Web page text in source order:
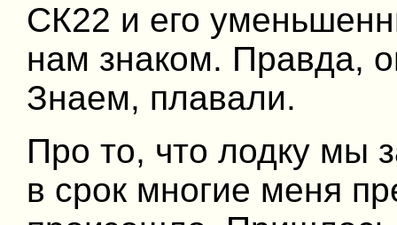
СК22 и его
нам знаком. Правда,
Знаем, плавали.
Про то, что лодку мы
в срок многие меня